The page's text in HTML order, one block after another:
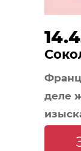
деле
моды?